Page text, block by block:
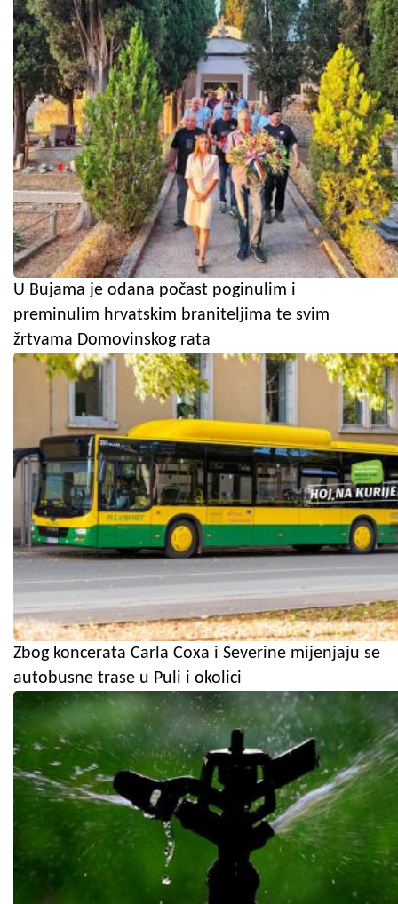
U Bujama je odana počast poginulim i
preminulim hrvatskim braniteljima te svim
žrtvama Domovinskog rata
Zbog koncerata Carla Coxa i Severine mijenjaju se
autobusne trase u Puli i okolici